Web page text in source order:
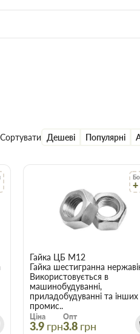
Сортувати Дешеві Популярні
Гайка ЦБ М12
Гайка шестигранна
Використовується в
машинобудуванні,
приладобудуванні та інших
промис..
Ціна
3.9 грн
Опт
3.8 грн